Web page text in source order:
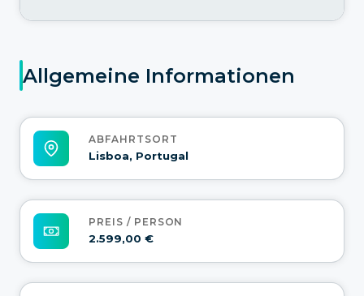
Allgemeine Informationen
ABFAHRTSORT
Lisboa, Portugal
PREIS / PERSON
2.599,00 €